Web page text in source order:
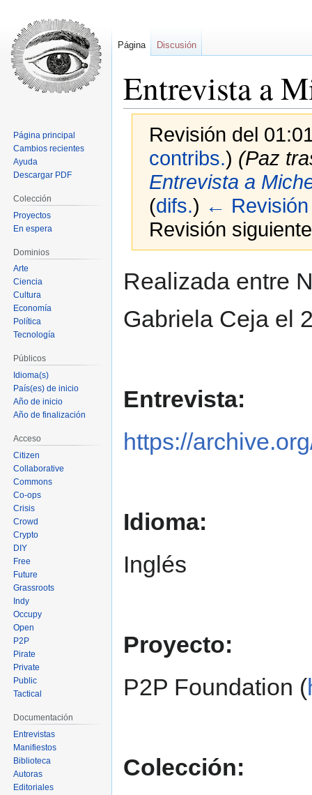
Entrevista a
Revisión del
contribs.) (Paz
Entrevista a
(difs.) ← Revisión
Revisión
a
navegación
a
búsqueda
Realizada entre
Gabriela Ceja el
Entrevista:
https://
Idioma:
Inglés
Proyecto:
P2P Foundation (
Colección:
Página Discusión
Página principal
Cambios recientes
Ayuda
Descargar PDF
Colección
Proyectos
En espera
Dominios
Arte
Ciencia
Cultura
Economía
Política
Tecnología
Públicos
Idioma(s)
País(es) de inicio
Año de inicio
Año de finalización
Acceso
Citizen
Collaborative
Commons
Co-ops
Crisis
Crowd
Crypto
DIY
Free
Future
Grassroots
Indy
Occupy
Open
P2P
Pirate
Private
Public
Tactical
Documentación
Entrevistas
Manifiestos
Biblioteca
Autoras
Editoriales